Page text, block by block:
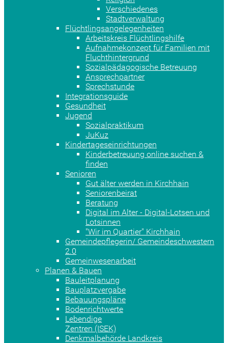
Verschiedenes
Stadtverwaltung
Flüchtlingsangelegenheiten
Arbeitskreis Flüchtlingshilfe
Aufnahmekonzept für Familien mit
Fluchthintergrund
Sozialpädagogische Betreuung
Ansprechpartner
Sprechstunde
Integrationsguide
Gesundheit
Jugend
Sozialpraktikum
JuKuz
Kindertageseinrichtungen
Kinderbetreuung online suchen &
finden
Senioren
Gut älter werden in Kirchhain
Seniorenbeirat
Beratung
Digital im Alter - Digital-Lotsen und
Lotsinnen
"Wir im Quartier" Kirchhain
Gemeindepflegerin/ Gemeindeschwestern
2.0
Gemeinwesenarbeit
Planen & Bauen
Bauleitplanung
Bauplatzvergabe
Bebauungspläne
Bodenrichtwerte
Lebendige
Zentren (ISEK)
Denkmalbehörde Landkreis